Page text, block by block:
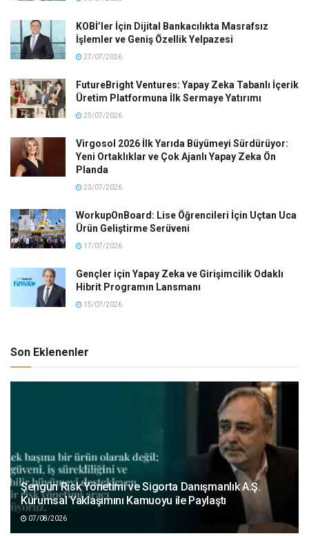
KOBİ’ler İçin Dijital Bankacılıkta Masrafsız
İşlemler ve Geniş Özellik Yelpazesi
27/07/2026
FutureBright Ventures: Yapay Zeka Tabanlı İçerik
Üretim Platformuna İlk Sermaye Yatırımı
25/07/2026
Virgosol 2026 İlk Yarıda Büyümeyi Sürdürüyor:
Yeni Ortaklıklar ve Çok Ajanlı Yapay Zeka Ön
Planda
23/07/2026
WorkupOnBoard: Lise Öğrencileri İçin Uçtan Uca
Ürün Geliştirme Serüveni
17/07/2026
Gençler için Yapay Zeka ve Girişimcilik Odaklı
Hibrit Programın Lansmanı
15/07/2026
Son Eklenenler
Şengün Risk Yönetimi ve Sigorta Danışmanlık A.Ş.
Kurumsal Yaklaşımını Kamuoyu ile Paylaştı
07/08/2026